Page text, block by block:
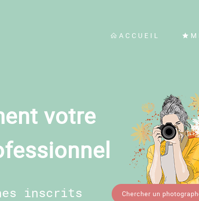
ACCUEIL
votre
inscrits Chercher un